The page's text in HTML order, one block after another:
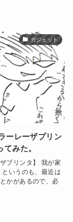
ガジェット
ーレーザプリン
みた。
プリンタ】 我が家
いうのも、最近は
かがあるので、必